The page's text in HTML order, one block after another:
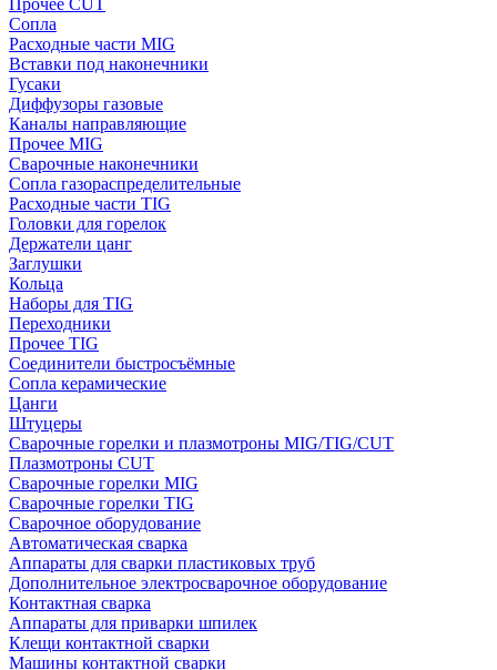
Прочее CUT
Сопла
Расходные части MIG
Вставки под наконечники
Гусаки
Диффузоры газовые
Каналы направляющие
Прочее MIG
Сварочные наконечники
Сопла газораспределительные
Расходные части TIG
Головки для горелок
Держатели цанг
Заглушки
Кольца
Наборы для TIG
Переходники
Прочее TIG
Соединители быстросъёмные
Сопла керамические
Цанги
Штуцеры
Сварочные горелки и плазмотроны MIG/TIG/CUT
Плазмотроны CUT
Сварочные горелки MIG
Сварочные горелки TIG
Сварочное оборудование
Автоматическая сварка
Аппараты для сварки пластиковых труб
Дополнительное электросварочное оборудование
Контактная сварка
Аппараты для приварки шпилек
Клещи контактной сварки
Машины контактной сварки